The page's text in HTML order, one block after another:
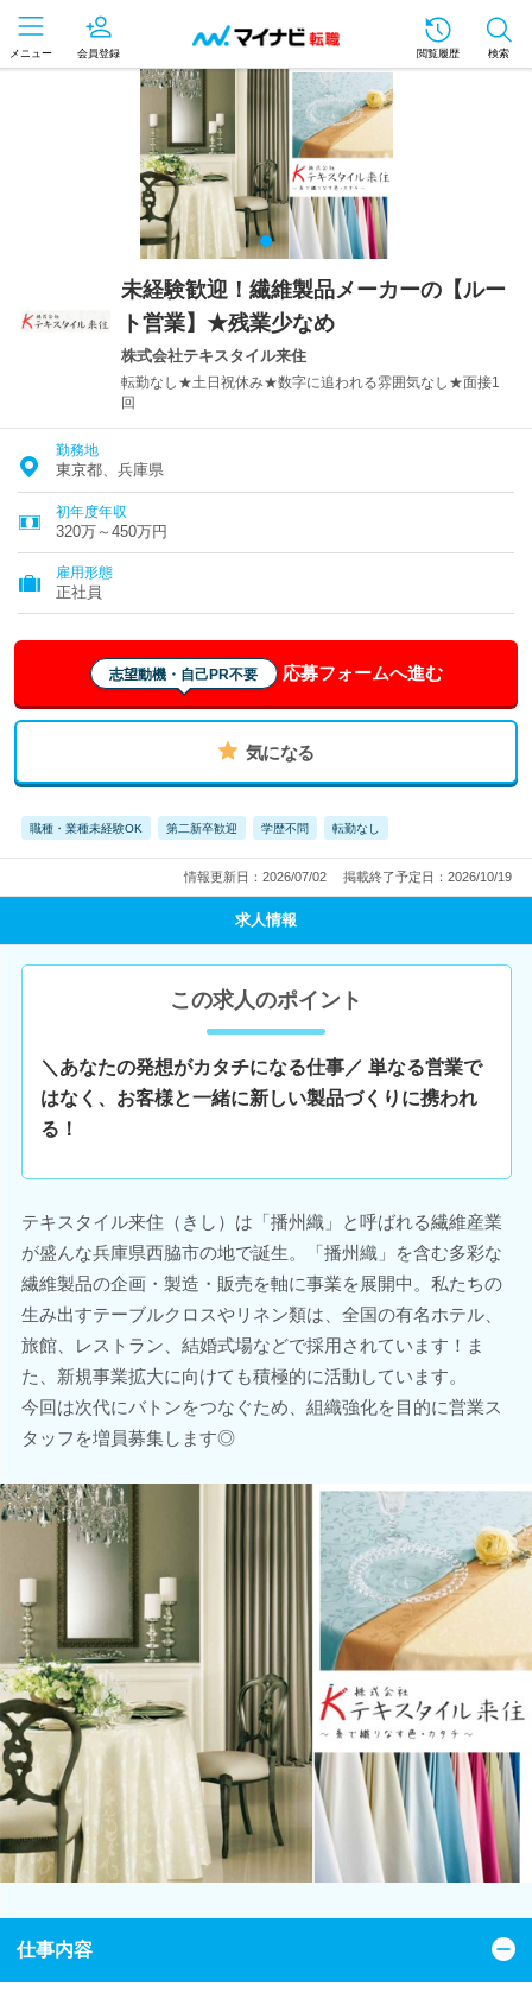
メニュー 会員登録 閲覧履歴 検索
未経験歓迎！繊維製品メーカーの【ルー
ト営業】★残業少なめ
株式会社テキスタイル来住
転勤なし★土日祝休み★数字に追われる雰囲気なし★面接1
回
勤務地
東京都、兵庫県
初年度年収
320万～450万円
雇用形態
正社員
志望動機・自己PR不要 応募フォームへ進む
気になる
職種・業種未経験OK 第二新卒歓迎 学歴不問 転勤なし
情報更新日：2026/07/02 掲載終了予定日：2026/10/19
求人情報
この求人のポイント
＼あなたの発想がカタチになる仕事／ 単なる営業で
はなく、お客様と一緒に新しい製品づくりに携われ
る！
テキスタイル来住（きし）は「播州織」と呼ばれる繊維産業
が盛んな兵庫県西脇市の地で誕生。「播州織」を含む多彩な
繊維製品の企画・製造・販売を軸に事業を展開中。私たちの
生み出すテーブルクロスやリネン類は、全国の有名ホテル、
旅館、レストラン、結婚式場などで採用されています！ま
た、新規事業拡大に向けても積極的に活動しています。
今回は次代にバトンをつなぐため、組織強化を目的に営業ス
タッフを増員募集します◎
仕事内容